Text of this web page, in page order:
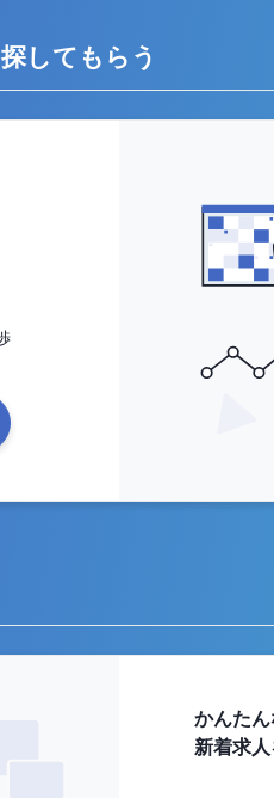
してもらう
かんた
新着求